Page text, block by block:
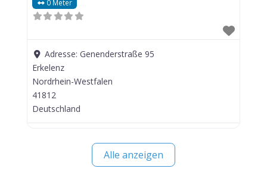
0 Meter
Adresse:Genenderstraße 95
Erkelenz
Nordrhein-Westfalen
41812
Deutschland
Alle anzeigen